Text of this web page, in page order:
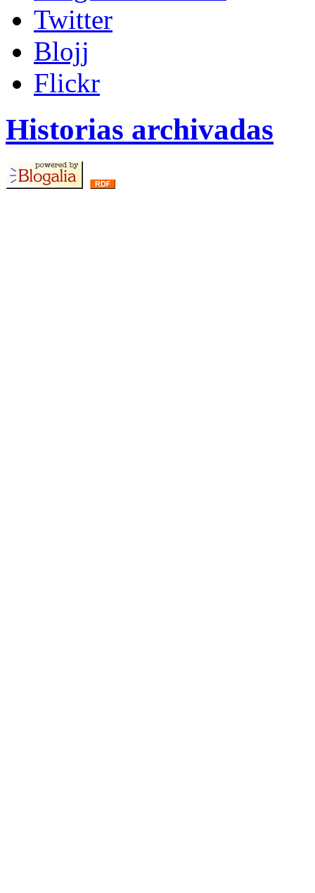
Twitter
Blojj
Flickr
Historias archivadas